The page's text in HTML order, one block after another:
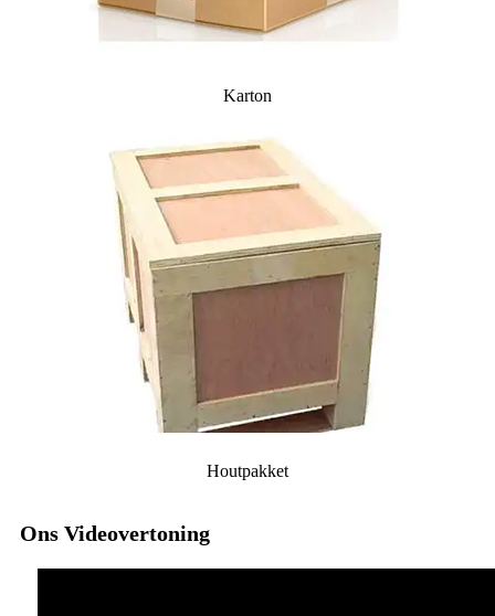
Karton
Houtpakket
Ons Videovertoning